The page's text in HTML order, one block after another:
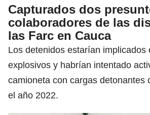
Capturados dos
colaboradores de las
las Farc en Cauca
Los detenidos estarían implicados
explosivos y habrían intentado
camioneta con cargas detonantes
el año 2022.